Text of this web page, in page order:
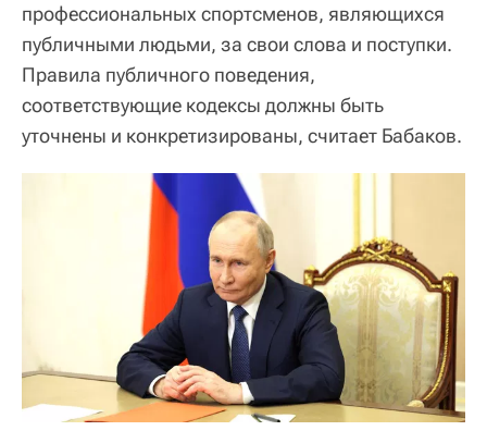
профессиональных спортсменов, являющихся
публичными людьми, за свои слова и поступки.
Правила публичного поведения,
соответствующие кодексы должны быть
уточнены и конкретизированы, считает Бабаков.